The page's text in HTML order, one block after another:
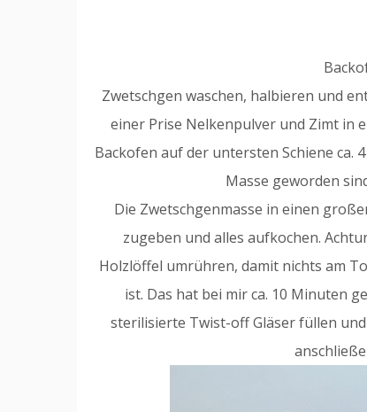
Zwetschgen waschen, halbieren und
einer Prise Nelkenpulver und Zimt in
Backofen auf der untersten Schiene ca.
Masse geworden
Die Zwetschgenmasse in einen
zugeben und alles aufkochen.
Holzlöffel umrühren, damit nichts am
ist. Das hat bei mir ca. 10 Minuten
sterilisierte Twist-off Gläser füllen